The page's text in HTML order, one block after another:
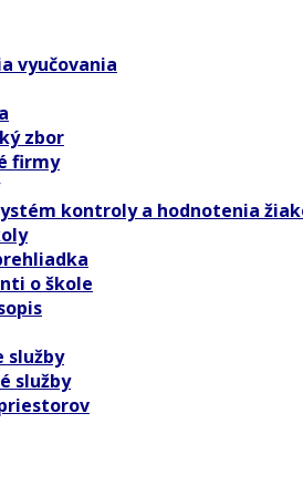
vyučovania
zbor
firmy
kontroly a hodnotenia
o škole
služby
služby